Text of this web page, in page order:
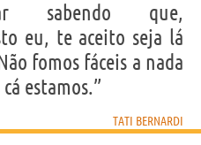
sabendo que,
eu, te aceito seja lá
fomos fáceis a nada
estamos.”
TATI BERNARDI